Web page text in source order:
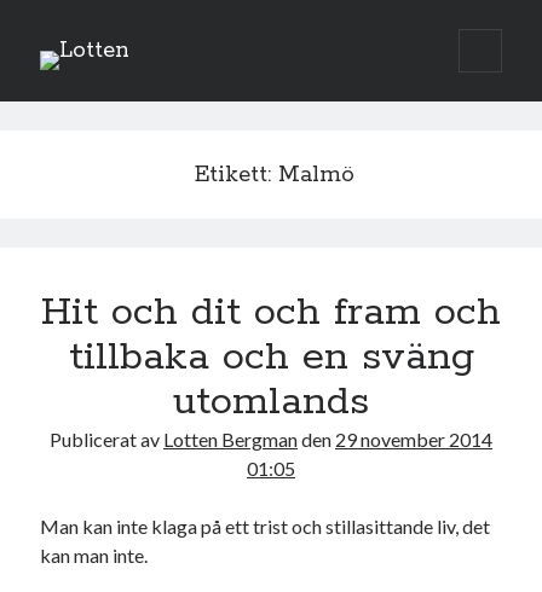
Lotten
primär
meny
Sidopanel
F L S
17 18 19 20 21 22 23
25 26 27 28 29 30
Sök
Etikett: Malmö
Hit och dit och fram och
tillbaka och en sväng
utomlands
Publicerat av Lotten Bergmanden 29 november 2014
01:05
Man kan inte klaga på ett trist och stillasittande liv, det
kan man inte.